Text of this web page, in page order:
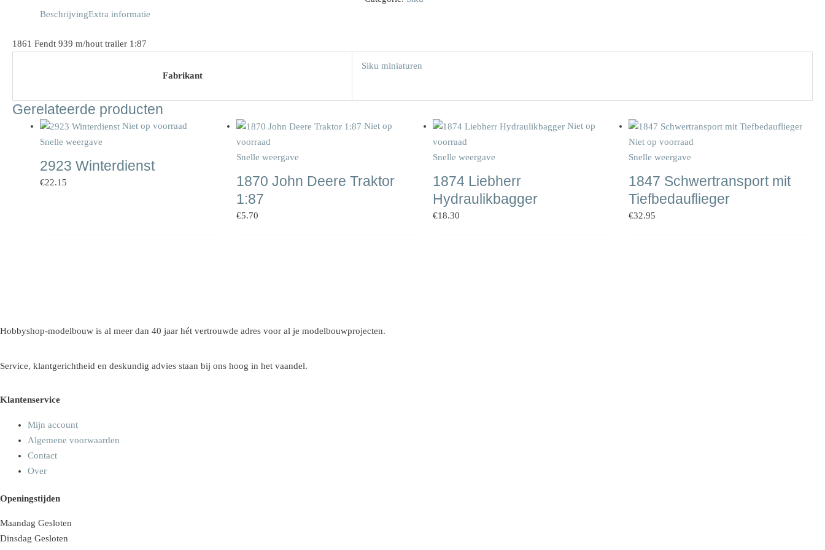
BeschrijvingExtra informatie
1861 Fendt 939 m/hout trailer 1:87
Fabrikant
Siku miniaturen
Gerelateerde producten
Niet op voorraad
Snelle weergave
2923 Winterdienst
€22.15
Niet op
voorraad
Snelle weergave
1870 John Deere Traktor
1:87
€5.70
Niet op
voorraad
Snelle weergave
1874 Liebherr
Hydraulikbagger
€18.30
Niet op voorraad
Snelle weergave
1847 Schwertransport mit
Tiefbedauflieger
€32.95
Hobbyshop-modelbouw is al meer dan 40 jaar hét vertrouwde adres voor al je modelbouwprojecten.
Service, klantgerichtheid en deskundig advies staan bij ons hoog in het vaandel.
Klantenservice
Mijn account
Algemene voorwaarden
Contact
Over
Openingstijden
Maandag Gesloten
Dinsdag Gesloten